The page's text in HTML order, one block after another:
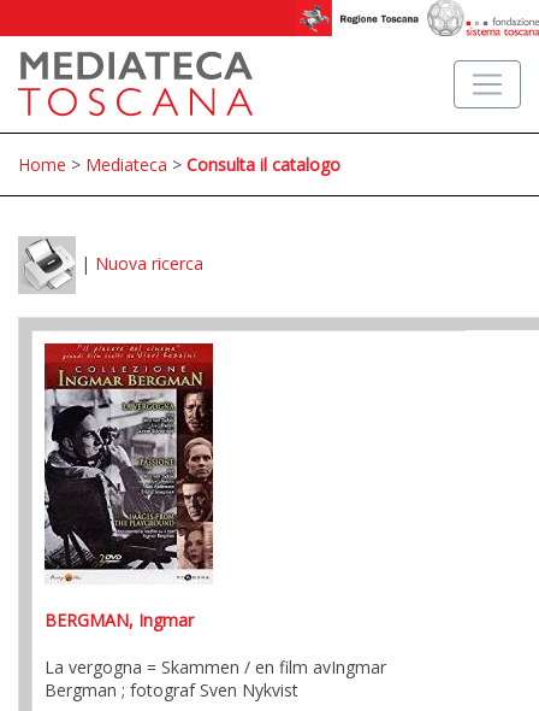
Home > Mediateca > Consulta il catalogo
| Nuova ricerca
BERGMAN, Ingmar
La vergogna = Skammen / en film avIngmar
Bergman ; fotograf Sven Nykvist